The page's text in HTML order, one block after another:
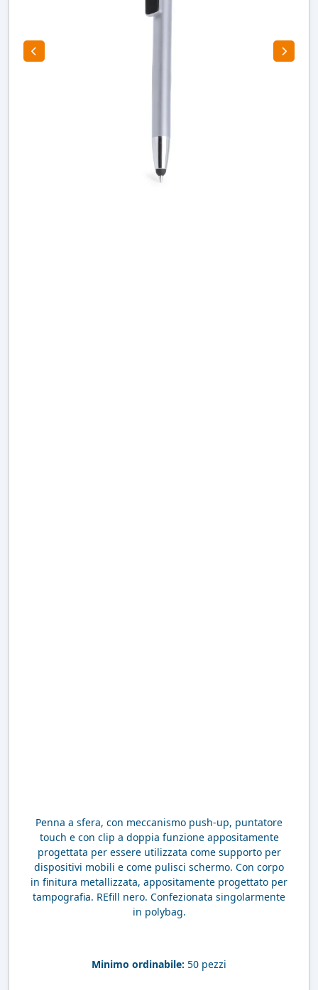
Penna a sfera, con meccanismo push-up, puntatore
touch e con clip a doppia funzione appositamente
progettata per essere utilizzata come supporto per
dispositivi mobili e come pulisci schermo. Con corpo
in finitura metallizzata, appositamente progettato per
tampografia. REfill nero. Confezionata singolarmente
in polybag.
Minimo ordinabile: 50 pezzi